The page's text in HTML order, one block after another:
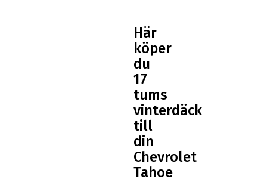
Här
köper
du
17
tums
vinterdäck
till
din
Chevrolet
Tahoe